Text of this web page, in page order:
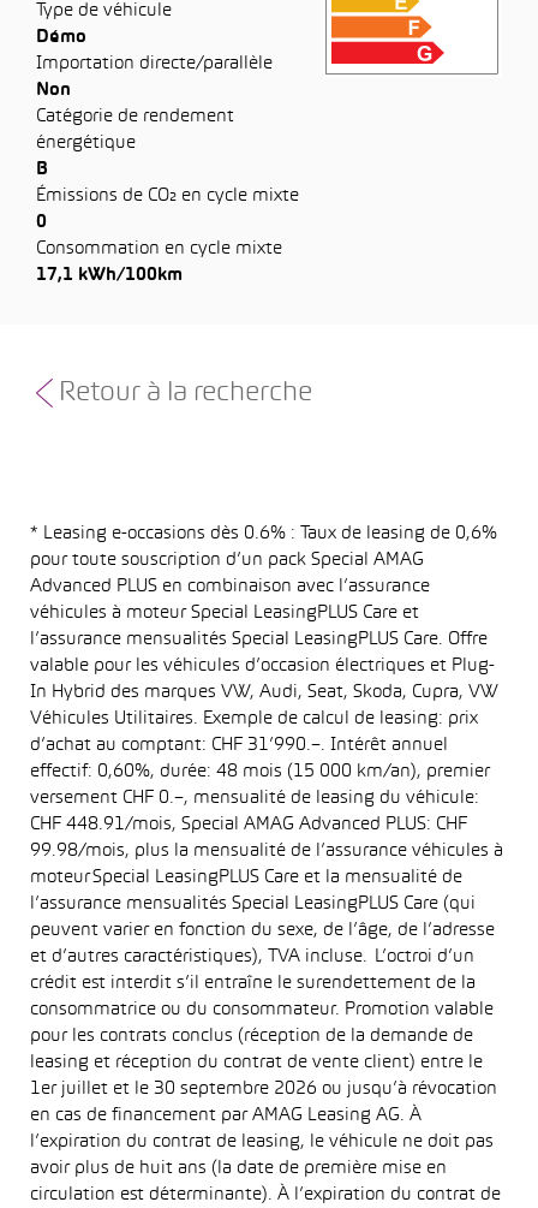
Type de véhicule
Démo
Importation directe/parallèle
Non
Catégorie de rendement
énergétique
B
Émissions de CO₂ en cycle mixte
0
Consommation en cycle mixte
17,1 kWh/100km
Retour à la recherche
* Leasing e-occasions dès 0.6% : Taux de leasing de 0,6%
pour toute souscription d’un pack Special AMAG
Advanced PLUS en combinaison avec l’assurance
véhicules à moteur Special LeasingPLUS Care et
l’assurance mensualités Special LeasingPLUS Care. Offre
valable pour les véhicules d’occasion électriques et Plug-
In Hybrid des marques VW, Audi, Seat, Skoda, Cupra, VW
Véhicules Utilitaires. Exemple de calcul de leasing: prix
d’achat au comptant: CHF 31’990.–. Intérêt annuel
effectif: 0,60%, durée: 48 mois (15 000 km/an), premier
versement CHF 0.–, mensualité de leasing du véhicule:
CHF 448.91/mois, Special AMAG Advanced PLUS: CHF
99.98/mois, plus la mensualité de l’assurance véhicules à
moteur Special LeasingPLUS Care et la mensualité de
l’assurance mensualités Special LeasingPLUS Care (qui
peuvent varier en fonction du sexe, de l’âge, de l’adresse
et d’autres caractéristiques), TVA incluse. L’octroi d’un
crédit est interdit s’il entraîne le surendettement de la
consommatrice ou du consommateur. Promotion valable
pour les contrats conclus (réception de la demande de
leasing et réception du contrat de vente client) entre le
1er juillet et le 30 septembre 2026 ou jusqu’à révocation
en cas de financement par AMAG Leasing AG. À
l’expiration du contrat de leasing, le véhicule ne doit pas
avoir plus de huit ans (la date de première mise en
circulation est déterminante). À l’expiration du contrat de